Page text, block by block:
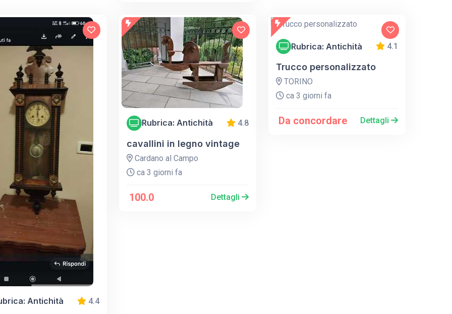
Antichità 4.4
Rubrica: Antichità 4.8
cavallini in legno vintage
Cardano al Campo
ca 3 giorni fa
100.0 Dettagli
Rubrica: Antichità 4.1
Trucco personalizzato
TORINO
ca 3 giorni fa
Da concordare Dettagli